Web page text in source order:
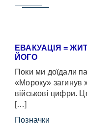
ЕВАКУАЦІЯ =
ЙОГО
Поки ми доїдали
«Мороку» загинув
військові цифри.
[…]
Позначки